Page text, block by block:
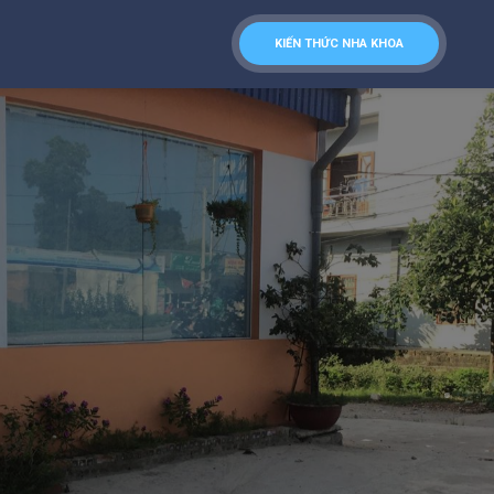
KIẾN THỨC NHA KHOA